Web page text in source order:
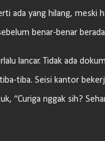
ada yang hilang, meski
benar-benar
lancar. Tidak ada
tiba. Seisi kantor
“Curiga nggak sih?